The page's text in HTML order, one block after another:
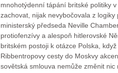
mnohotýdenní tápání britské politiky
zachovat, nijak nevybočovala z
ministerský předseda Neville
protiofenzívy a alespoň hitlerovské
britském postoji k otázce Polska,
Ribbentropovy cesty do Moskvy
sovětská smlouva nemůže změnit nic